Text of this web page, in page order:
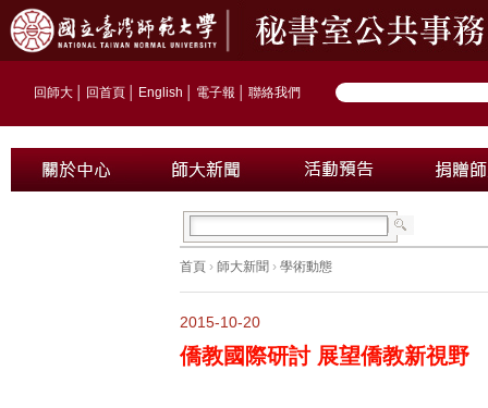
回師大 回首頁 English 電子報 聯絡我們
首頁 › 師大新聞 › 學術動態
2015-10-20
僑教國際研討 展望僑教新視野